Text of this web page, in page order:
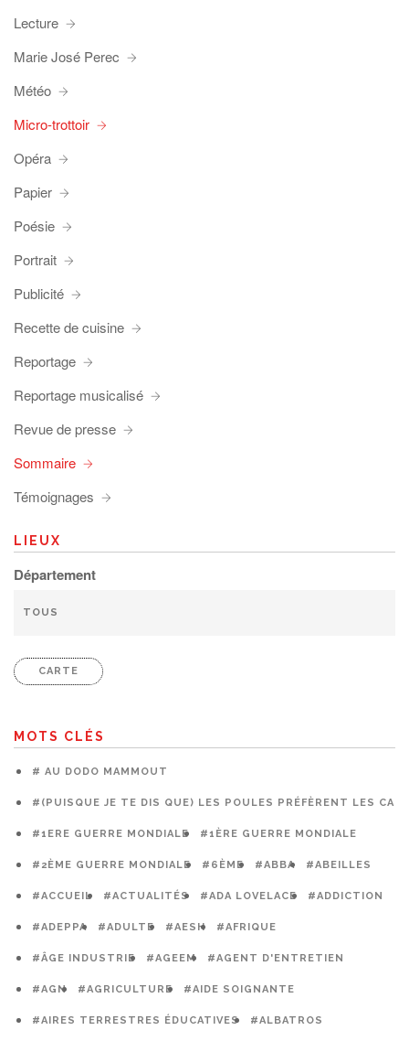
Lecture
Marie José Perec
Météo
Micro-trottoir
Opéra
Papier
Poésie
Portrait
Publicité
Recette de cuisine
Reportage
Reportage musicalisé
Revue de presse
Sommaire
Témoignages
LIEUX
Département
CARTE
MOTS CLÉS
# AU DODO MAMMOUT
#(PUISQUE JE TE DIS QUE) LES POULES PRÉFÈRENT LES
#1ERE GUERRE MONDIALE #1ÈRE GUERRE MONDIALE
#2ÈME GUERRE MONDIALE #6ÈME #ABBA #ABEILLES
#ACCUEIL #ACTUALITÉS #ADA LOVELACE #ADDICTION
#ADEPPA #ADULTE #AESH #AFRIQUE
#ÂGE INDUSTRIE #AGEEM #AGENT D'ENTRETIEN
#AGN #AGRICULTURE #AIDE SOIGNANTE
#AIRES TERRESTRES ÉDUCATIVES #ALBATROS